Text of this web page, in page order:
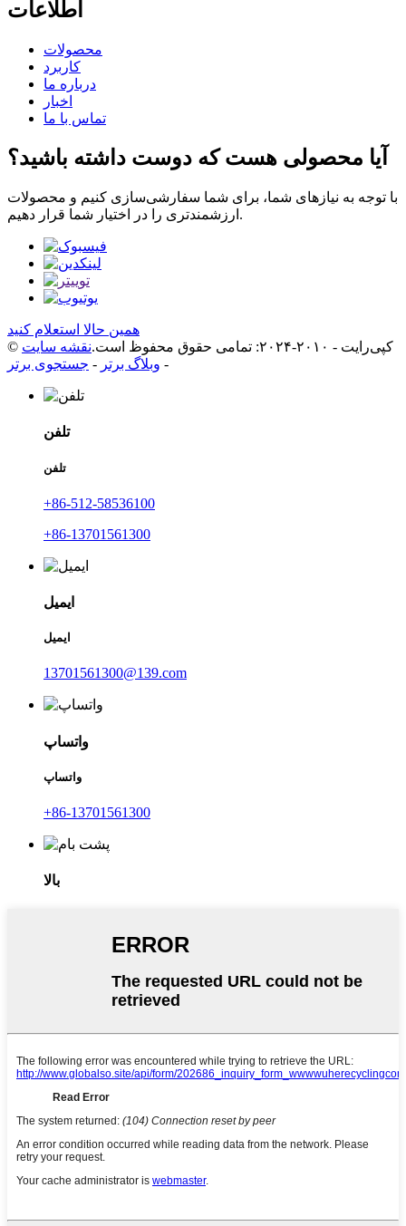
اطلاعات
محصولات
کاربرد
درباره ما
اخبار
تماس با ما
آیا محصولی هست که دوست داشته باشید؟
با توجه به نیازهای شما، برای شما سفارشی‌سازی کنیم و محصولات
ارزشمندتری را در اختیار شما قرار دهیم.
همین حالا استعلام کنید
© کپی‌رایت - ۲۰۱۰-۲۰۲۴: تمامی حقوق محفوظ است.
نقشه سایت
- وبلاگ برتر - جستجوی برتر
تلفن
تلفن
‎+86-512-58536100‎
‎+86-13701561300‎
ایمیل
ایمیل
13701561300@139.com
واتساپ
واتساپ
‎+86-13701561300‎
بالا